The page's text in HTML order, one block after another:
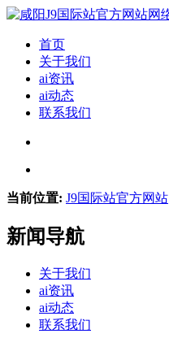
首页
关于我们
ai资讯
ai动态
联系我们
当前位置: J9国际站官方网站
新闻导航
关于我们
ai资讯
ai动态
联系我们